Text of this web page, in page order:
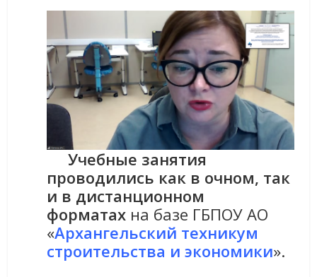
Учебные занятия
проводились как в очном, так
и в дистанционном
форматах на базе ГБПОУ АО
«Архангельский техникум
строительства и экономики».